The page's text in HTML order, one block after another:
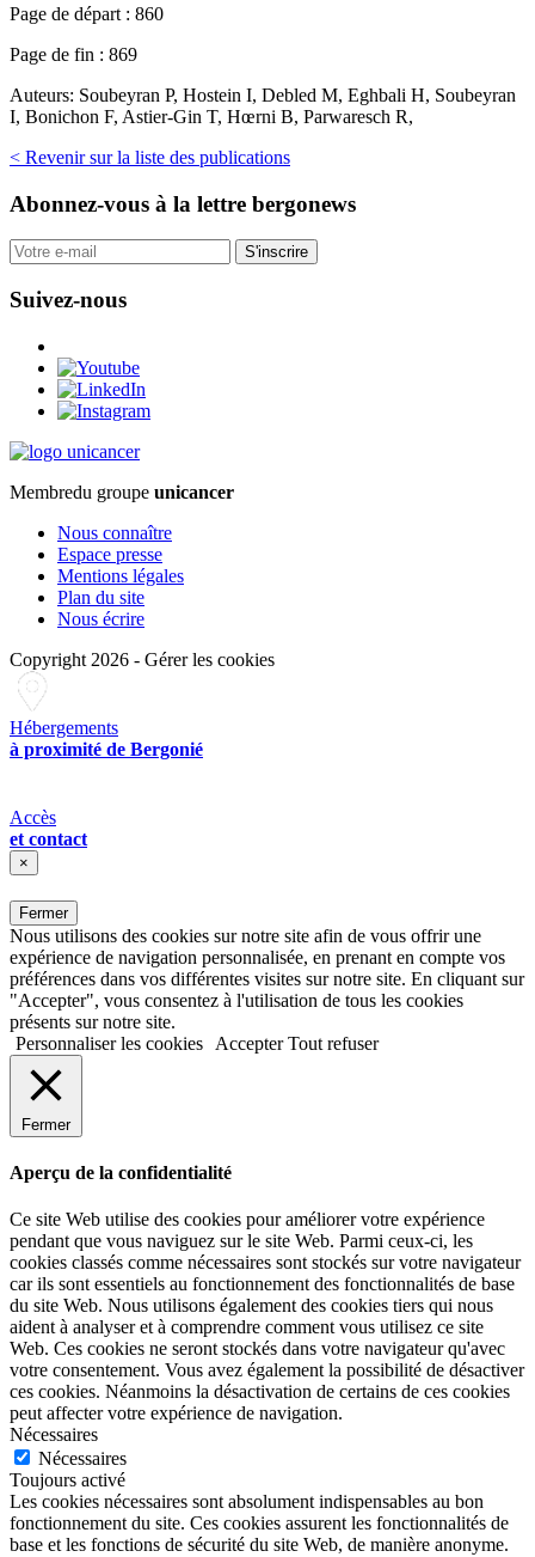
Page de départ : 860
Page de fin : 869
Auteurs: Soubeyran P, Hostein I, Debled M, Eghbali H, Soubeyran
I, Bonichon F, Astier-Gin T, Hœrni B, Parwaresch R,
< Revenir sur la liste des publications
Abonnez-vous à la lettre bergonews
S'inscrire
Suivez-nous
Membredu groupe unicancer
Nous connaître
Espace presse
Mentions légales
Plan du site
Nous écrire
Copyright 2026 - Gérer les cookies
Hébergements
à proximité de Bergonié
Accès
et contact
×
Fermer
Nous utilisons des cookies sur notre site afin de vous offrir une
expérience de navigation personnalisée, en prenant en compte vos
préférences dans vos différentes visites sur notre site. En cliquant sur
"Accepter", vous consentez à l'utilisation de tous les cookies
présents sur notre site.
Personnaliser les cookies
Accepter Tout refuser
Fermer
Aperçu de la confidentialité
Ce site Web utilise des cookies pour améliorer votre expérience
pendant que vous naviguez sur le site Web. Parmi ceux-ci, les
cookies classés comme nécessaires sont stockés sur votre navigateur
car ils sont essentiels au fonctionnement des fonctionnalités de base
du site Web. Nous utilisons également des cookies tiers qui nous
aident à analyser et à comprendre comment vous utilisez ce site
Web. Ces cookies ne seront stockés dans votre navigateur qu'avec
votre consentement. Vous avez également la possibilité de désactiver
ces cookies. Néanmoins la désactivation de certains de ces cookies
peut affecter votre expérience de navigation.
Nécessaires
Nécessaires
Toujours activé
Les cookies nécessaires sont absolument indispensables au bon
fonctionnement du site. Ces cookies assurent les fonctionnalités de
base et les fonctions de sécurité du site Web, de manière anonyme.